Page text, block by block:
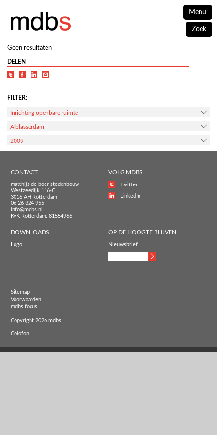
Menu
Zoek
Geen resultaten
DELEN
FILTER:
Inrichting openbare ruimte
Alblasserdam
2009
CONTACT
matthijs de boer stedenbouw
Westzeedijk 116-C
3016 AH Rotterdam
06 26 324 955
info@mdbs.nl
KvK Rotterdam: 81554966
VOLG MDBS
Twitter
LinkedIn
DOWNLOADS
Logo
OP DE HOOGTE BLIJVEN
Nieuwsbrief
Sitemap
Voorwaarden
mdbs focus
Copyright 2026 mdbs
Colofon